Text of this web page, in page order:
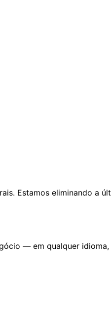
Estamos eliminando a
— em qualquer